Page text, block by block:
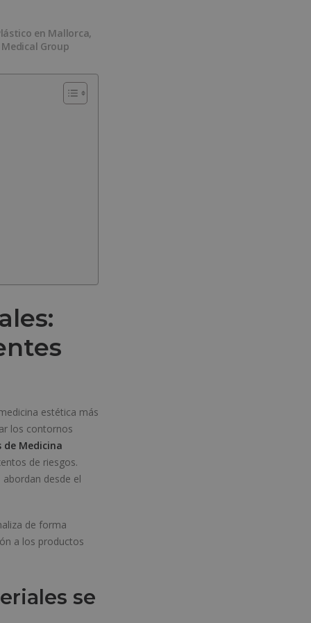
en Mallorca,
Group
estética más
los contornos
Medicina
de riesgos.
desde el
de forma
a los productos
se